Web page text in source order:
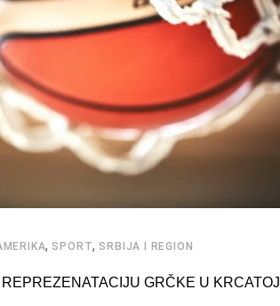
, SPORT, SRBIJA I REGION
GRČKE U KRCATOJ